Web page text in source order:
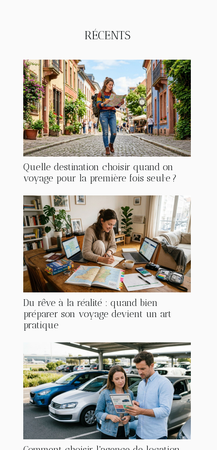
RÉCENTS
Quelle destination choisir quand on
voyage pour la première fois seul·e ?
Du rêve à la réalité : quand bien
préparer son voyage devient un art
pratique